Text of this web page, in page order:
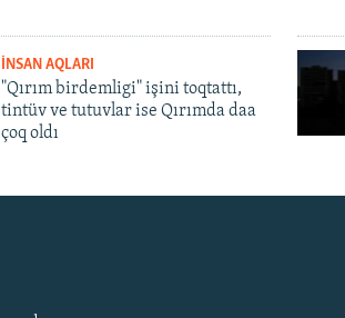
İNSAN AQLARI
"Qırım birdemligi" işini toqtattı,
tintüv ve tutuvlar ise Qırımda daa
çoq oldı